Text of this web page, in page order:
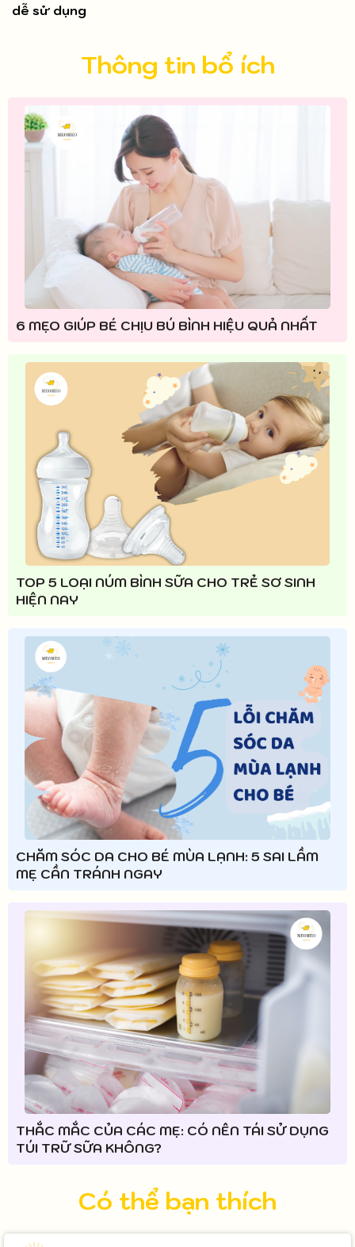
dễ sử dụng
Thông tin bổ ích
6 MẸO GIÚP BÉ CHỊU BÚ BÌNH HIỆU QUẢ NHẤT
TOP 5 LOẠI NÚM BÌNH SỮA CHO TRẺ SƠ SINH
HIỆN NAY
CHĂM SÓC DA CHO BÉ MÙA LẠNH: 5 SAI LẦM
MẸ CẦN TRÁNH NGAY
THẮC MẮC CỦA CÁC MẸ: CÓ NÊN TÁI SỬ DỤNG
TÚI TRỮ SỮA KHÔNG?
Có thể bạn thích